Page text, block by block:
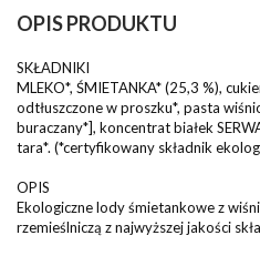
OPIS PRODUKTU
SKŁADNIKI
MLEKO*, ŚMIETANKA* (25,3 %),
odtłuszczone w proszku*, pasta
buraczany*], koncentrat białek
tara*. (*certyfikowany składnik
OPIS
Ekologiczne lody śmietankowe z
rzemieślniczą z najwyższej jakości